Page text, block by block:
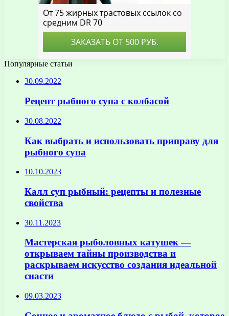
Популярные статьи
30.09.2022
Рецепт рыбного супа с колбасой
30.08.2022
Как выбрать и использовать приправу для
рыбного супа
10.10.2023
Калл суп рыбный: рецепты и полезные
свойства
30.11.2023
Мастерская рыболовных катушек —
открываем тайны производства и
раскрываем искусство создания идеальной
снасти
09.03.2023